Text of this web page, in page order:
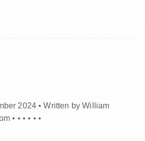
2024 • Written by William
• ••• • •